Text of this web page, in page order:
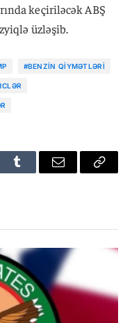
keçiriləcək ABŞ
üzləşib.
#BENZIN QIYMƏTLƏRI
Tumblr Email
Copy